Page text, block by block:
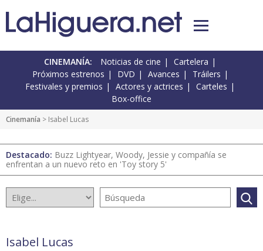
CINEMANÍA: Noticias de cine
Cartelera
Próximos estrenos
DVD Avances
Tráilers
Festivales y premios
Actores y actrices
Carteles
Box-office
Cinemanía > Isabel Lucas
Destacado: Buzz Lightyear, Woody, Jessie y compañía se
enfrentan a un nuevo reto en 'Toy story 5'
Isabel Lucas